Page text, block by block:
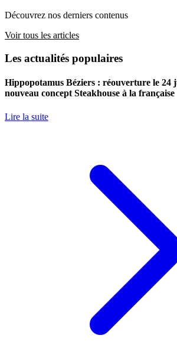
Découvrez nos derniers contenus
Voir tous les articles
Les actualités populaires
Hippopotamus Béziers : réouverture le 24
nouveau concept Steakhouse à la française
Lire la suite